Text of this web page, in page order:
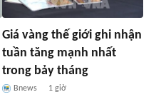
Giá vàng thế giới ghi nhận
tuần tăng mạnh nhất
trong bảy tháng
Bnews 1 giờ